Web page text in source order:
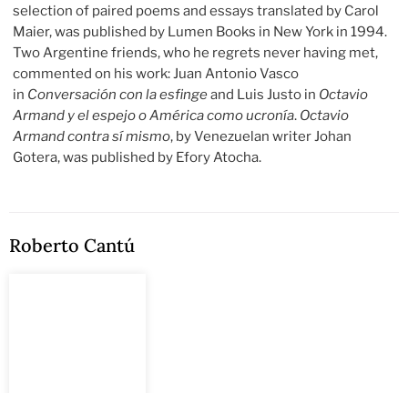
selection of paired poems and essays translated by Carol
Maier, was published by Lumen Books in New York in 1994.
Two Argentine friends, who he regrets never having met,
commented on his work: Juan Antonio Vasco
in Conversación con la esfingeand Luis Justo in Octavio
Armand y el espejo o América como ucronía. Octavio
Armand contra sí mismo, by Venezuelan writer Johan
Gotera, was published by Efory Atocha.
Roberto Cantú